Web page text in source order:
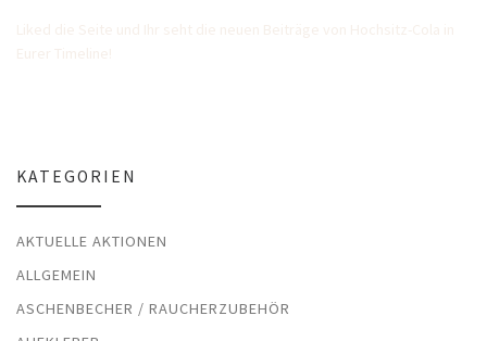
KATEGORIEN
AKTUELLE AKTIONEN
ALLGEMEIN
ASCHENBECHER / RAUCHERZUBEHÖR